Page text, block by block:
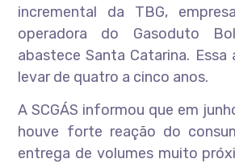
incremental da TBG,
operadora do Gasoduto
abastece Santa Catarina.
levar de quatro a cinco anos.
A SCGÁS informou que em
houve forte reação do
entrega de volumes muito